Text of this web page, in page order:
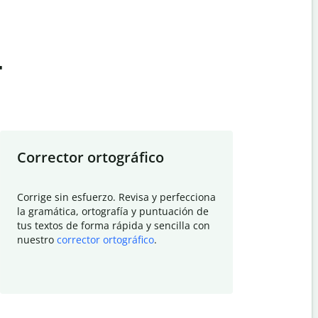
Corrector ortográfico
Corrige sin esfuerzo. Revisa y perfecciona
la gramática, ortografía y puntuación de
tus textos de forma rápida y sencilla con
nuestro corrector ortográfico.